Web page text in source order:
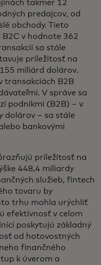
takmer 12
predajcov, od
obchody. Tieto
v hodnote 362
sa stále
príležitosť na
miliárd dolárov.
transakciách B2B
V správe sa
podnikmi (B2B) – v
dolárov – sa stále
bankovými
príležitosť na
448,4 miliardy
služieb, fintech
tovaru by
trhu mohla urýchliť
efektívnosť v celom
poskytujú základný
od hotovostných
finančného
k úverom a